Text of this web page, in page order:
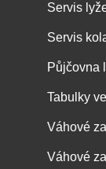
Servis
Servis
Půjčovna
Tabulky
Váhové
Váhové